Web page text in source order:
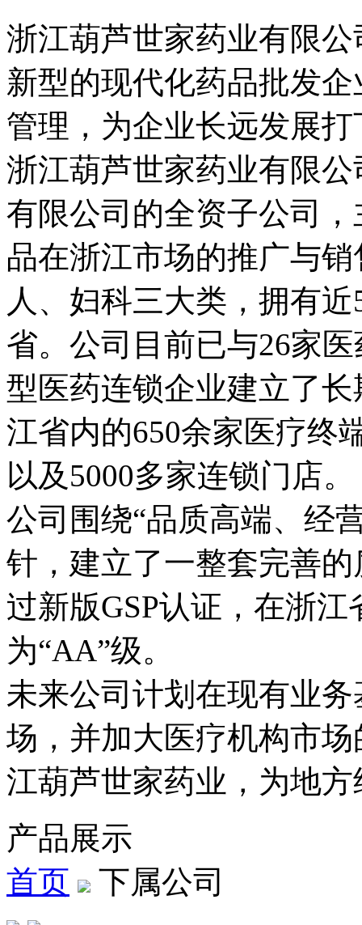
浙江葫芦世家药业有限
新型的现代化药品批发
管理，为企业长远发展
浙江葫芦世家药业有限
有限公司的全资子公司
品在浙江市场的推广与
人、妇科三大类，拥有
省。公司目前已与26家
型医药连锁企业建立了
江省内的650余家医疗终
以及5000多家连锁门店。
公司围绕“品质高端、经
针，建立了一整套完善
过新版GSP认证，在浙
为“AA”级。
未来公司计划在现有业
场，并加大医疗机构市
江葫芦世家药业，为地
产品展示
首页
下属公司